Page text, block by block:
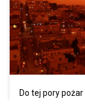
Do tej pory